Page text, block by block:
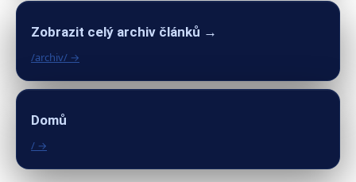
Zobrazit celý archiv článků →
/archiv/ →
Domů
/ →